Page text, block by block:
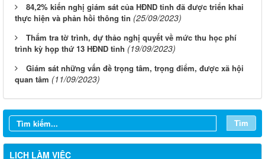
84,2% kiến nghị giám sát của HĐND tỉnh đã được triển khai
thực hiện và phản hồi thông tin (25/09/2023)
Thẩm tra tờ trình, dự thảo nghị quyết về mức thu học phí
trình kỳ họp thứ 13 HĐND tỉnh (19/09/2023)
Giám sát những vấn đề trọng tâm, trọng điểm, được xã hội
quan tâm (11/09/2023)
Tìm
LỊCH LÀM VIỆC
Từ ngày 03/8/2026 đến ngày 09/8/2026
Từ ngày 27/7/2026 đến ngày 02/8/2026
Từ ngày 20/7/2026 đến ngày 26/7/2026